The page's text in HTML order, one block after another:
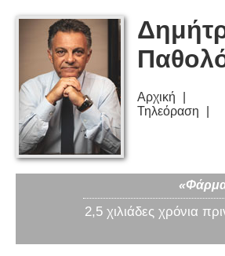
Αρχική
Τηλεόραση
2,5 χιλιάδες χρόνια